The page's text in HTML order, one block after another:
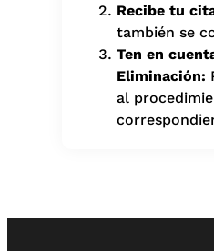
Recibe tu
también se
Ten en
Eliminación:
al